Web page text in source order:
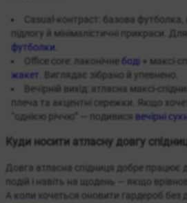
Casual-контраст: базова футболка,
підлогу й мінімалістичні прикраси.
футболки
Office core: лаконічне боді + максі-
жакет
. Виглядає зібрано й упевнено.
Вечірній вихід: атласна максі-
плеча та акцентні сережки. Якщо
“однією річчю” — подивися вечірні
Куди носити атласну довгу
Довга атласна спідниця добре працює
подій і навіть на щодень — якщо
А коли хочеться оновити гардероб без